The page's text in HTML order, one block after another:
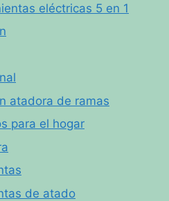
eléctricas 5 en 1
atadora de ramas
para el hogar
de atado